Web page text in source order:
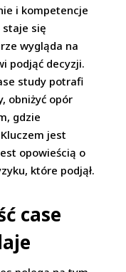
i kompetencje
się
wygląda na
podjąć decyzji.
study potrafi
obniżyć opór
gdzie
jest
opowieścią o
które podjął.
case